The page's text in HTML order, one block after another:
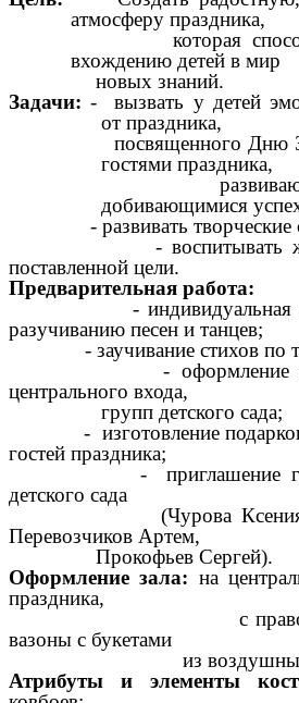
атмосферу праздника,
которая
вхождению детей в мир
новых знаний.
Задачи: - вызвать у детей
от праздника,
посвященного Дню
гостями праздника,
развивающими
добивающимися
- развивать творческие
- воспитывать
поставленной цели.
Предварительная работа:
-
разучиванию песен и танцев;
- заучивание стихов по
- оформление
центрального входа,
групп детского сада;
- изготовление подарков
гостей праздника;
- приглашение
детского сада
(Чурова Ксения,
Перевозчиков Артем,
Прокофьев
Оформление зала: на
праздника,
с правой и
вазоны с букетами
из воздушных
Атрибуты и элементы